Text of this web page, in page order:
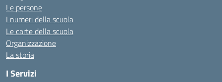
Le persone
I numeri della scuola
Le carte della scuola
Organizzazione
La storia
I Servizi